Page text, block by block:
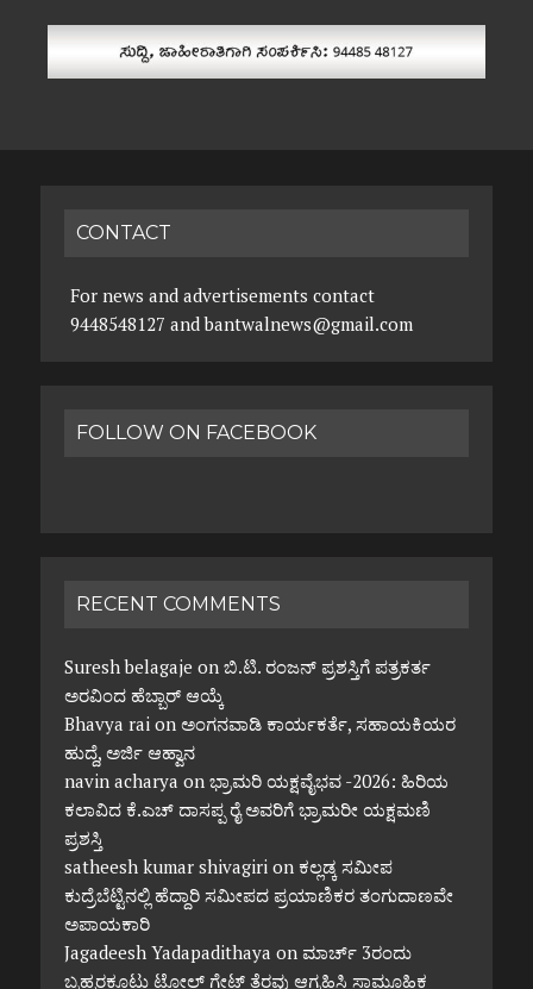
CONTACT
For news and advertisements contact
9448548127 and bantwalnews@gmail.com
FOLLOW ON FACEBOOK
RECENT COMMENTS
Suresh belagaje on ಬಿ.ಟಿ. ರಂಜನ್ ಪ್ರಶಸ್ತಿಗೆ ಪತ್ರಕರ್ತ
ಅರವಿಂದ ಹೆಬ್ಬಾರ್ ಆಯ್ಕೆ
Bhavya raion ಅಂಗನವಾಡಿ ಕಾರ್ಯಕರ್ತೆ, ಸಹಾಯಕಿಯರ
ಹುದ್ದೆ, ಅರ್ಜಿ ಆಹ್ವಾನ
navin acharya on ಭ್ರಾಮರಿ ಯಕ್ಷವೈಭವ -2026: ಹಿರಿಯ
ಕಲಾವಿದ ಕೆ.ಎಚ್ ದಾಸಪ್ಪ ರೈ ಅವರಿಗೆ ಭ್ರಾಮರೀ ಯಕ್ಷಮಣಿ
ಪ್ರಶಸ್ತಿ
satheesh kumar shivagirion ಕಲ್ಲಡ್ಕ ಸಮೀಪ
ಕುದ್ರೆಬೆಟ್ಟಿನಲ್ಲಿ ಹೆದ್ದಾರಿ ಸಮೀಪದ ಪ್ರಯಾಣಿಕರ ತಂಗುದಾಣವೇ
ಅಪಾಯಕಾರಿ
Jagadeesh Yadapadithaya on ಮಾರ್ಚ್ 3ರಂದು
ಬ್ರಹ್ಮರಕೂಟ್ಲು ಟೋಲ್ ಗೇಟ್ ತೆರವು ಆಗ್ರಹಿಸಿ ಸಾಮೂಹಿಕ